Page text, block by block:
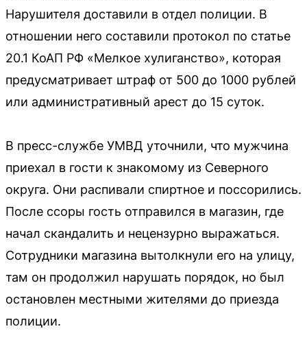
Нарушителя доставили в отдел полиции. В
отношении него составили протокол по статье
20.1 КоАП РФ «Мелкое хулиганство», которая
предусматривает штраф от 500 до 1000 рублей
или административный арест до 15 суток.
В пресс-службе УМВД уточнили, что мужчина
приехал в гости к знакомому из Северного
округа. Они распивали спиртное и поссорились.
После ссоры гость отправился в магазин, где
начал скандалить и нецензурно выражаться.
Сотрудники магазина вытолкнули его на улицу,
там он продолжил нарушать порядок, но был
остановлен местными жителями до приезда
полиции.